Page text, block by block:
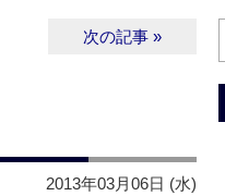
次の記事 »
2013年03月06日 (水)